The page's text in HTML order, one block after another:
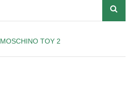
MOSCHINO TOY 2